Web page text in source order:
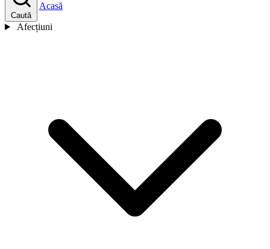
Caută
Acasă
Afecțiuni